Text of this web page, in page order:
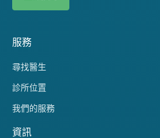
服務
尋找醫生
診所位置
我們的服務
資訊